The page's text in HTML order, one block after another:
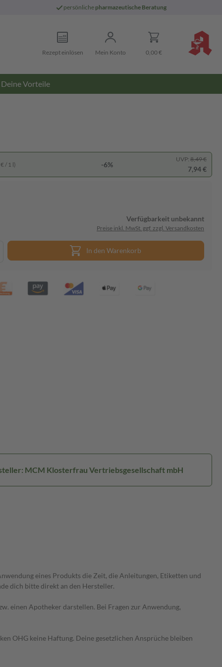
persönliche pharmazeutische Beratung
Rezept einlösen Mein Konto 0,00 €
Deine Vorteile
/ 1 l) -6%
UVP: 8,49 €
7,94 €
Verfügbarkeit unbekannt
Preise inkl. MwSt. ggf. zzgl. Versandkosten
In den Warenkorb
MCM Klosterfrau Vertriebsgesellschaft mbH
eines Produkts die Zeit, die Anleitungen, Etiketten und
dich bitte direkt an den Hersteller.
einen Apotheker darstellen. Bei Fragen zur Anwendung,
OHG keine Haftung. Deine gesetzlichen Ansprüche bleiben